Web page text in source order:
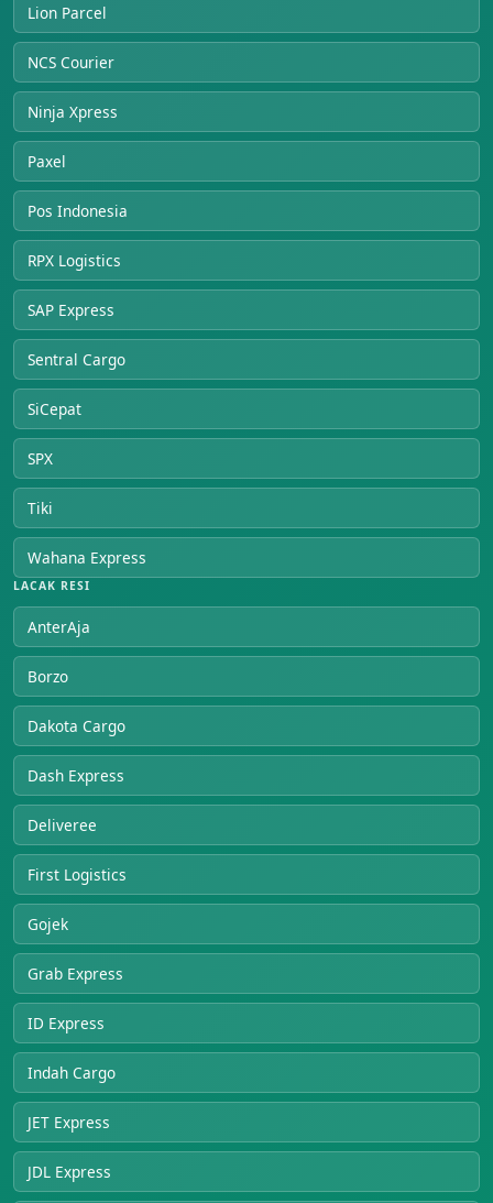
Lion Parcel
NCS Courier
Ninja Xpress
Paxel
Pos Indonesia
RPX Logistics
SAP Express
Sentral Cargo
SiCepat
SPX
Tiki
Wahana Express
LACAK RESI
AnterAja
Borzo
Dakota Cargo
Dash Express
Deliveree
First Logistics
Gojek
Grab Express
ID Express
Indah Cargo
JET Express
JDL Express